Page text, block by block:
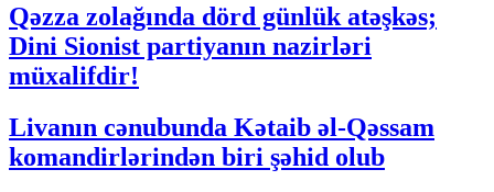
Qəzza zolağında dörd günlük atəşkəs;
Dini Sionist partiyanın nazirləri
müxalifdir!
Livanın cənubunda Kətaib əl-Qəssam
komandirlərindən biri şəhid olub